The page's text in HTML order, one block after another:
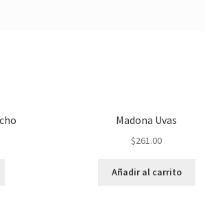
Madona Uvas
$261.00
Añadir al carrito